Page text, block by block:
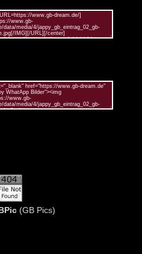
(GB Pics)